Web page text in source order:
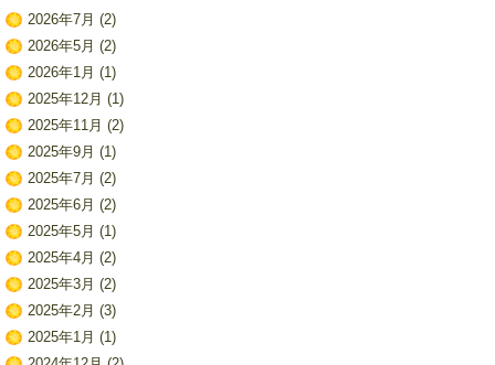
2026年7月 (2)
2026年5月 (2)
2026年1月 (1)
2025年12月 (1)
2025年11月 (2)
2025年9月 (1)
2025年7月 (2)
2025年6月 (2)
2025年5月 (1)
2025年4月 (2)
2025年3月 (2)
2025年2月 (3)
2025年1月 (1)